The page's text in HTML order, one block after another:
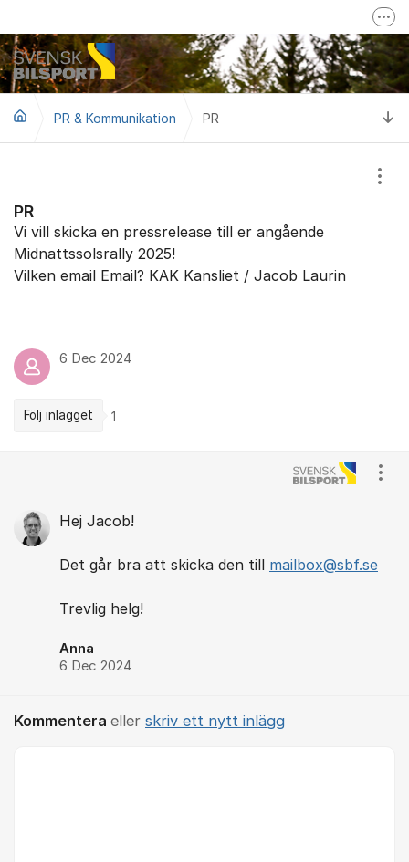
Mer om Svensk Bilsport
Svensk Bilsport på Facebook
LoTs - Tävling/Licensverktyg
PR & Kommunikation PR
PR
Vi vill skicka en pressrelease till er angående
Midnattssolsrally 2025!
Vilken email Email? KAK Kansliet / Jacob Laurin
6 Dec 2024
Följ inlägget 1
Hej Jacob!
Det går bra att skicka den till mailbox@sbf.se
Trevlig helg!
Anna
6 Dec 2024
Kommentera eller skriv ett nytt inlägg